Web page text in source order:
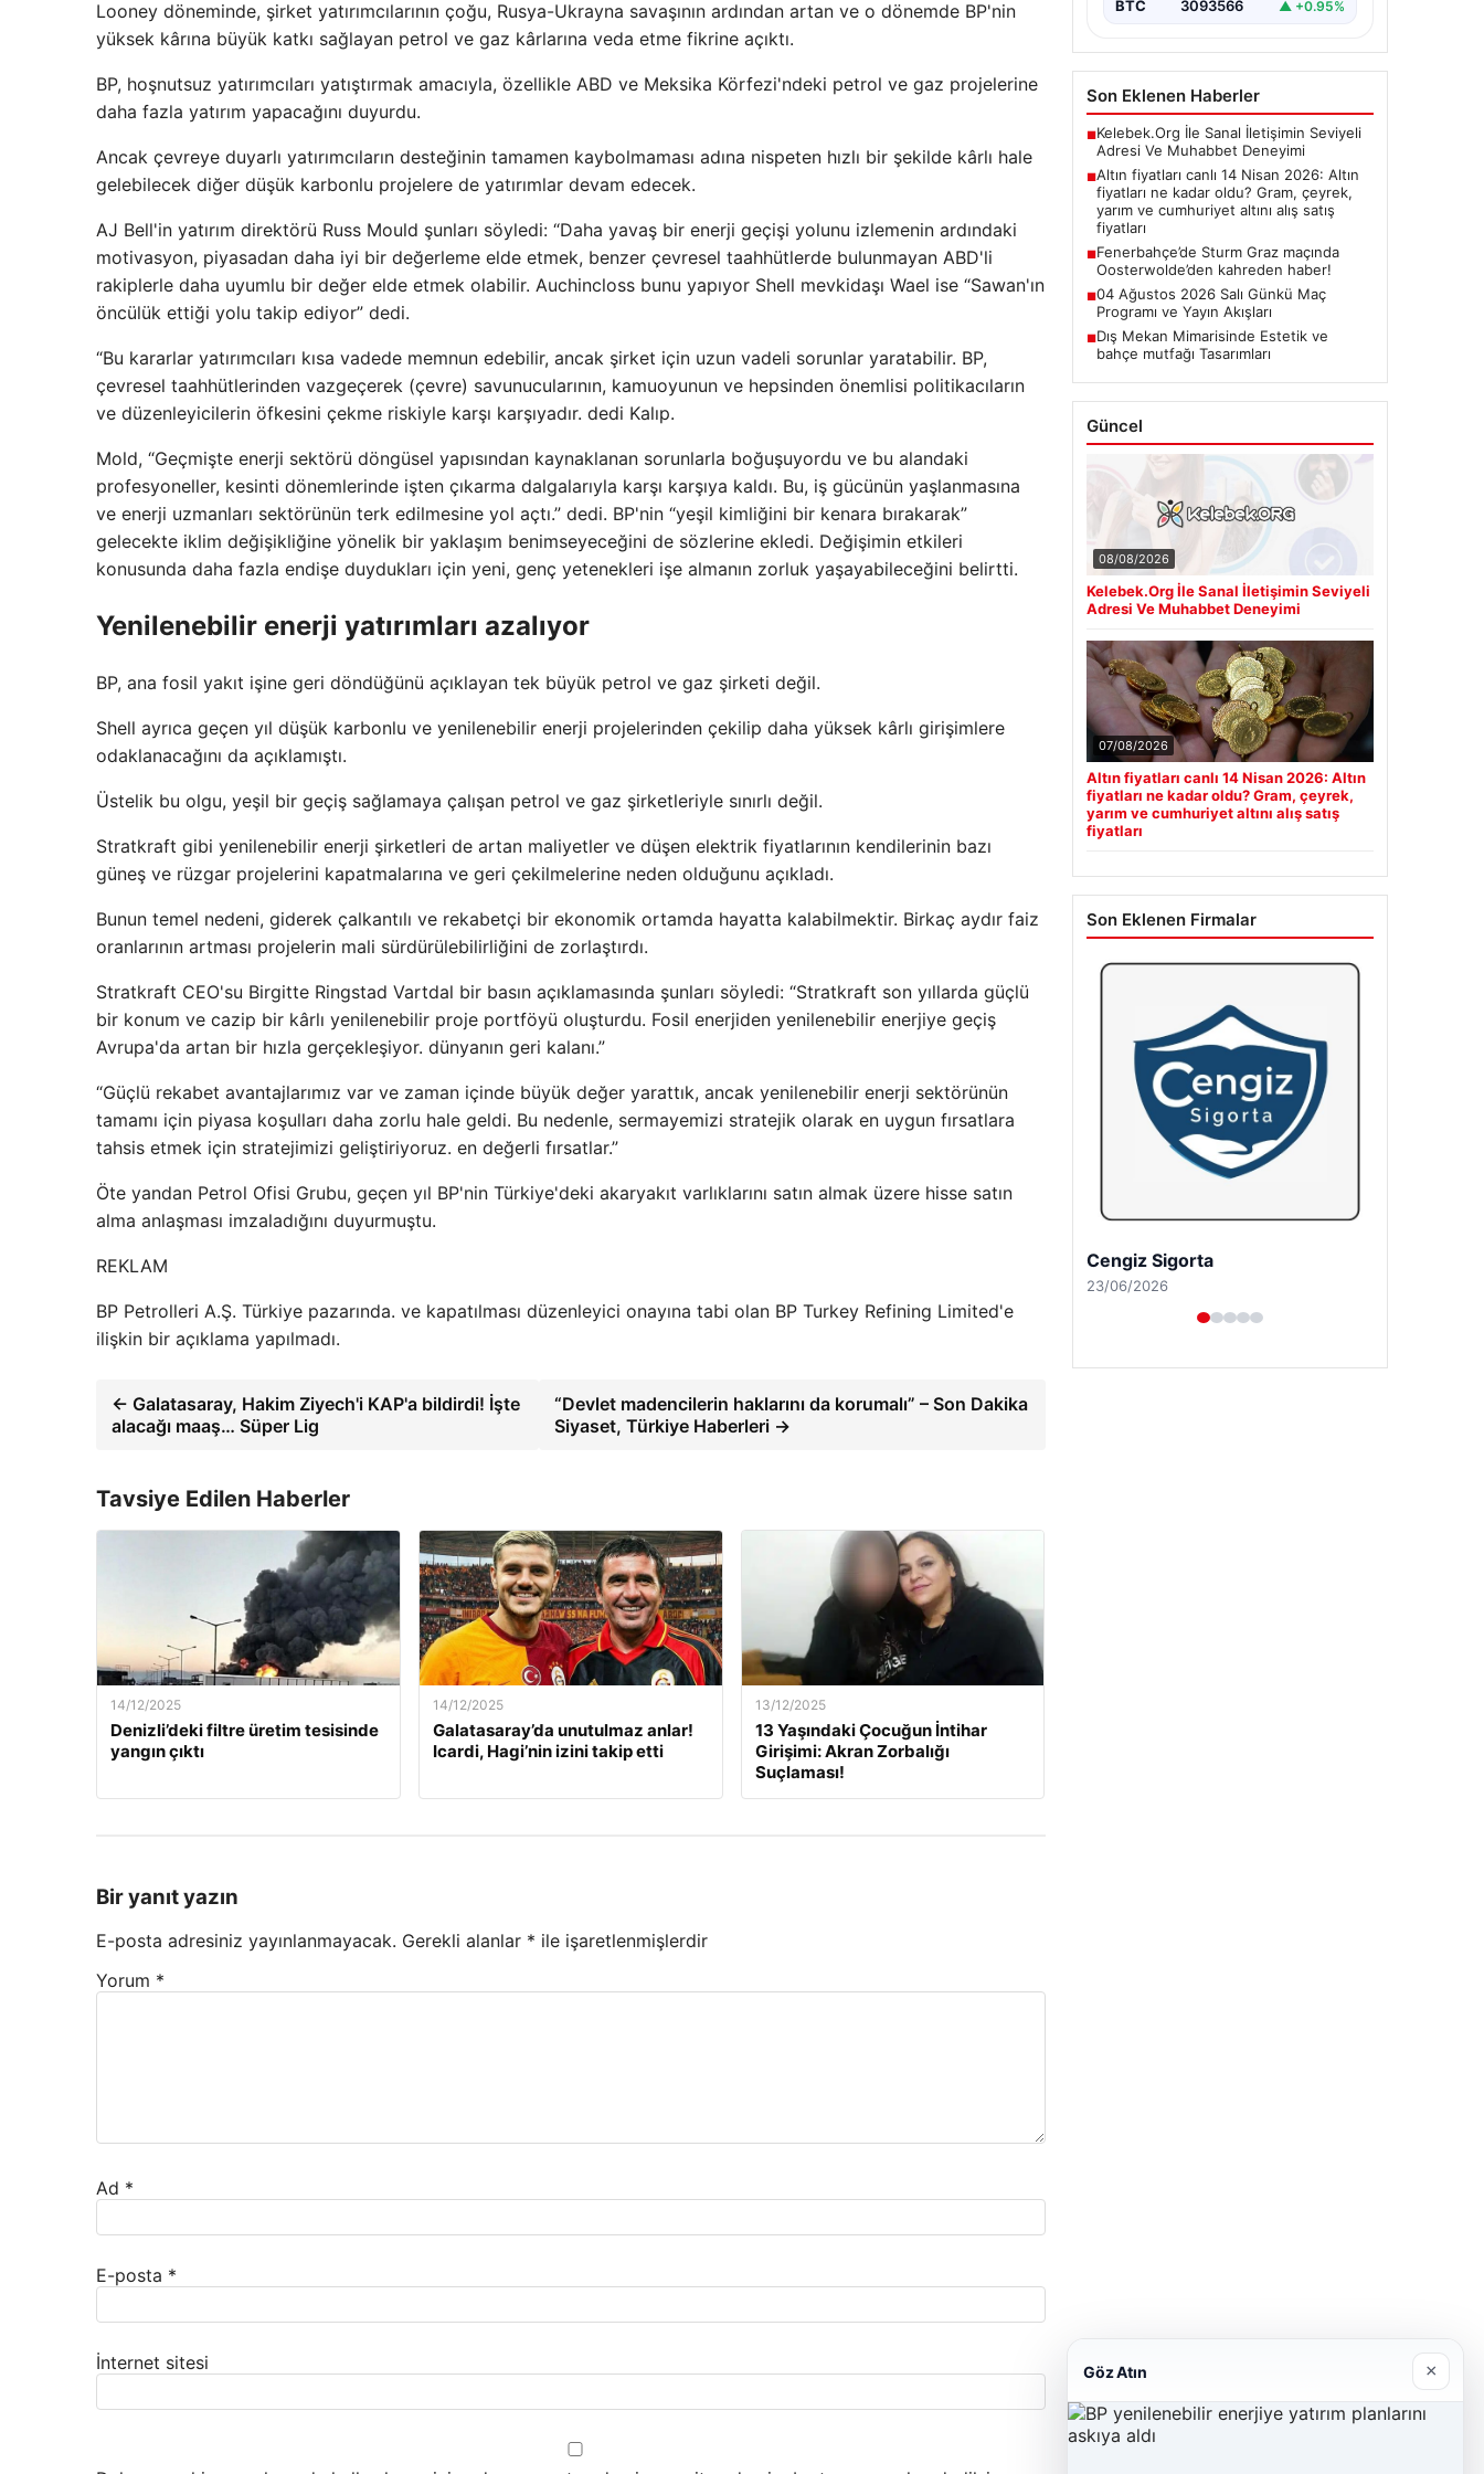
Looney döneminde, şirket yatırımcılarının çoğu, Rusya-Ukrayna savaşının ardından artan ve o dönemde BP'nin
yüksek kârına büyük katkı sağlayan petrol ve gaz kârlarına veda etme fikrine açıktı.
BP, hoşnutsuz yatırımcıları yatıştırmak amacıyla, özellikle ABD ve Meksika Körfezi'ndeki petrol ve gaz projelerine
daha fazla yatırım yapacağını duyurdu.
Ancak çevreye duyarlı yatırımcıların desteğinin tamamen kaybolmaması adına nispeten hızlı bir şekilde kârlı hale
gelebilecek diğer düşük karbonlu projelere de yatırımlar devam edecek.
AJ Bell'in yatırım direktörü Russ Mould şunları söyledi: “Daha yavaş bir enerji geçişi yolunu izlemenin ardındaki
motivasyon, piyasadan daha iyi bir değerleme elde etmek, benzer çevresel taahhütlerde bulunmayan ABD'li
rakiplerle daha uyumlu bir değer elde etmek olabilir. Auchincloss bunu yapıyor Shell mevkidaşı Wael ise “Sawan'ın
öncülük ettiği yolu takip ediyor” dedi.
“Bu kararlar yatırımcıları kısa vadede memnun edebilir, ancak şirket için uzun vadeli sorunlar yaratabilir. BP,
çevresel taahhütlerinden vazgeçerek (çevre) savunucularının, kamuoyunun ve hepsinden önemlisi politikacıların
ve düzenleyicilerin öfkesini çekme riskiyle karşı karşıyadır. dedi Kalıp.
Mold, “Geçmişte enerji sektörü döngüsel yapısından kaynaklanan sorunlarla boğuşuyordu ve bu alandaki
profesyoneller, kesinti dönemlerinde işten çıkarma dalgalarıyla karşı karşıya kaldı. Bu, iş gücünün yaşlanmasına
ve enerji uzmanları sektörünün terk edilmesine yol açtı.” dedi. BP'nin “yeşil kimliğini bir kenara bırakarak”
gelecekte iklim değişikliğine yönelik bir yaklaşım benimseyeceğini de sözlerine ekledi. Değişimin etkileri
konusunda daha fazla endişe duydukları için yeni, genç yetenekleri işe almanın zorluk yaşayabileceğini belirtti.
Yenilenebilir enerji yatırımları azalıyor
BP, ana fosil yakıt işine geri döndüğünü açıklayan tek büyük petrol ve gaz şirketi değil.
Shell ayrıca geçen yıl düşük karbonlu ve yenilenebilir enerji projelerinden çekilip daha yüksek kârlı girişimlere
odaklanacağını da açıklamıştı.
Üstelik bu olgu, yeşil bir geçiş sağlamaya çalışan petrol ve gaz şirketleriyle sınırlı değil.
Stratkraft gibi yenilenebilir enerji şirketleri de artan maliyetler ve düşen elektrik fiyatlarının kendilerinin bazı
güneş ve rüzgar projelerini kapatmalarına ve geri çekilmelerine neden olduğunu açıkladı.
Bunun temel nedeni, giderek çalkantılı ve rekabetçi bir ekonomik ortamda hayatta kalabilmektir. Birkaç aydır faiz
oranlarının artması projelerin mali sürdürülebilirliğini de zorlaştırdı.
Stratkraft CEO'su Birgitte Ringstad Vartdal bir basın açıklamasında şunları söyledi: “Stratkraft son yıllarda güçlü
bir konum ve cazip bir kârlı yenilenebilir proje portföyü oluşturdu. Fosil enerjiden yenilenebilir enerjiye geçiş
Avrupa'da artan bir hızla gerçekleşiyor. dünyanın geri kalanı.”
“Güçlü rekabet avantajlarımız var ve zaman içinde büyük değer yarattık, ancak yenilenebilir enerji sektörünün
tamamı için piyasa koşulları daha zorlu hale geldi. Bu nedenle, sermayemizi stratejik olarak en uygun fırsatlara
tahsis etmek için stratejimizi geliştiriyoruz. en değerli fırsatlar.”
Öte yandan Petrol Ofisi Grubu, geçen yıl BP'nin Türkiye'deki akaryakıt varlıklarını satın almak üzere hisse satın
alma anlaşması imzaladığını duyurmuştu.
REKLAM
BP Petrolleri A.Ş. Türkiye pazarında. ve kapatılması düzenleyici onayına tabi olan BP Turkey Refining Limited'e
ilişkin bir açıklama yapılmadı.
← Galatasaray, Hakim Ziyech'i KAP'a bildirdi! İşte
alacağı maaş… Süper Lig
“Devlet madencilerin haklarını da korumalı” – Son Dakika
Siyaset, Türkiye Haberleri →
Tavsiye Edilen Haberler
14/12/2025
Denizli’deki filtre üretim tesisinde
yangın çıktı
14/12/2025
Galatasaray’da unutulmaz anlar!
Icardi, Hagi’nin izini takip etti
13/12/2025
13 Yaşındaki Çocuğun İntihar
Girişimi: Akran Zorbalığı
Suçlaması!
Bir yanıt yazın
E-posta adresiniz yayınlanmayacak. Gerekli alanlar * ile işaretlenmişlerdir
Yorum *
Ad *
E-posta *
İnternet sitesi
BTC 3093566 ▲ +0.95%
Son Eklenen Haberler
■Kelebek.Org İle Sanal İletişimin Seviyeli
Adresi Ve Muhabbet Deneyimi
■Altın fiyatları canlı 14 Nisan 2026: Altın
fiyatları ne kadar oldu? Gram, çeyrek,
yarım ve cumhuriyet altını alış satış
fiyatları
■Fenerbahçe’de Sturm Graz maçında
Oosterwolde’den kahreden haber!
■04 Ağustos 2026 Salı Günkü Maç
Programı ve Yayın Akışları
■Dış Mekan Mimarisinde Estetik ve
bahçe mutfağı Tasarımları
Güncel
08/08/2026
Kelebek.Org İle Sanal İletişimin Seviyeli
Adresi Ve Muhabbet Deneyimi
07/08/2026
Altın fiyatları canlı 14 Nisan 2026: Altın
fiyatları ne kadar oldu? Gram, çeyrek,
yarım ve cumhuriyet altını alış satış
fiyatları
Son Eklenen Firmalar
Hastaş Beton
26/05/2026
Göz Atın ×